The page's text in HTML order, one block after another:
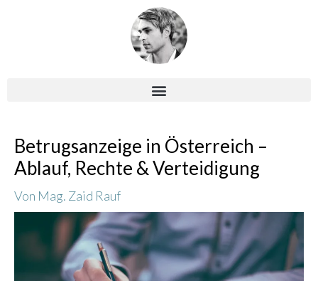
Betrugsanzeige in Österreich –
Ablauf, Rechte & Verteidigung
Von Mag. Zaid Rauf
navigation